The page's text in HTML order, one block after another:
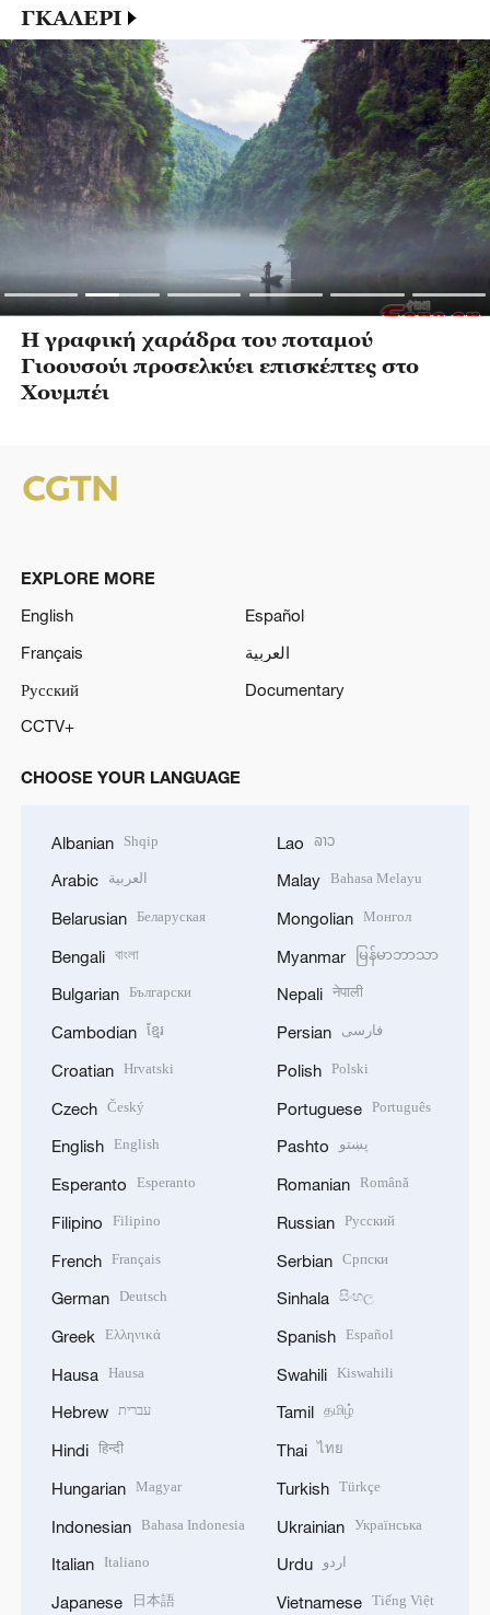
ΓΚΑΛΕΡΙ
Η γραφική χαράδρα του ποταμού
Γιοουσούι προσελκύει επισκέπτες στο
Χουμπέι
EXPLORE MORE
English
Español
Français
العربية
Русский
Documentary
CCTV+
CHOOSE YOUR LANGUAGE
Albanian Shqip
Arabic العربية
Belarusian Беларуская
Bengali বাংলা
Bulgarian Български
Cambodian ខ្មែរ
Croatian Hrvatski
Czech Český
English English
Esperanto Esperanto
Filipino Filipino
French Français
German Deutsch
Greek Ελληνικά
Hausa Hausa
Hebrew עברית
Hindi हिन्दी
Hungarian Magyar
Indonesian Bahasa Indonesia
Italian Italiano
Japanese 日本語
Lao ລາວ
Malay Bahasa Melayu
Mongolian Монгол
Myanmar မြန်မာဘာသာ
Nepali नेपाली
Persian فارسی
Polish Polski
Portuguese Português
Pashto پښتو
Romanian Română
Russian Русский
Serbian Српски
Sinhala සිංහල
Spanish Español
Swahili Kiswahili
Tamil தமிழ்
Thai ไทย
Turkish Türkçe
Ukrainian Українська
Urdu اردو
Vietnamese Tiếng Việt